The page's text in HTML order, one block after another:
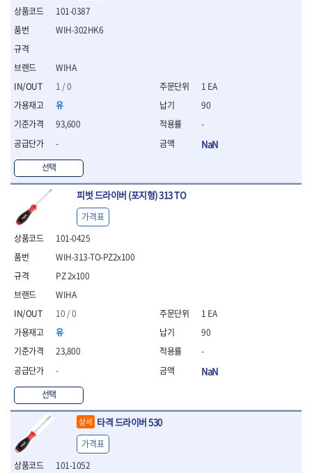
- 몽키스패너
- 라쳇렌치
- 멀티플라이어
- 미니라쳇세트
- 기타
- 라쳇 드라이버
- 라쳇스패너
- 함마스패너
절연.전설.방폭공구
- 절연옵셋렌치
- 절연연결대
- 절연드라이버
- 절연T렌치
- 절연소켓
- 절연별소켓
- 절연육각비트소켓
- 절연라쳇핸들
- 절연렌치
- 절연링렌치
- 절연플라이어
- 절연전공칼
- 절연안전모
- 절연매트
- 방폭소켓
101-0387
WIHA
1 / 0
유
93,600
-
선택
WIH-302HK6
1 EA
90
-
NaN
피벗 드라이버 (포지형) 313 TO
101-0425
WIHA
10 / 0
유
23,800
-
선택
WIH-313-TO-PZ2x100
PZ 2x100
가격표
1 EA
90
-
NaN
상세 타격 드라이버 530
101-1052
가격표